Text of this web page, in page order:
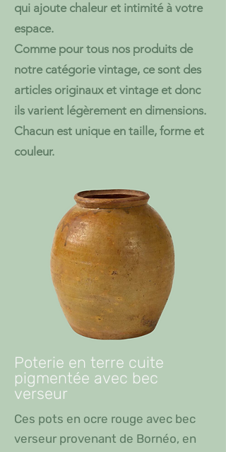
qui ajoute chaleur et intimité à votre
espace.
Comme pour tous nos produits de
notre catégorie vintage, ce sont des
articles originaux et vintage et donc
ils varient légèrement en dimensions.
Chacun est unique en taille, forme et
couleur.
Poterie en terre cuite
pigmentée avec bec
verseur
Ces pots en ocre rouge avec bec
verseur provenant de Bornéo, en